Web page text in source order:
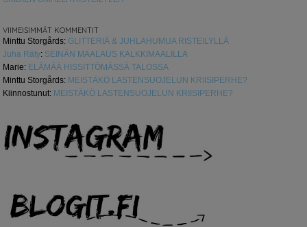
VIIMEISIMMÄT KOMMENTIT
Minttu Storgårds: GLITTERIÄ & JUHLAHUMUA RISTEILYLLÄ
Juha Räty: SEINÄN MAALAUS KALKKIMAALILLA
Marie: ELÄMÄÄ HISSITTÖMÄSSÄ TALOSSA
Minttu Storgårds: MEISTÄKÖ LASTENSUOJELUN KRIISIPERHE?
Kiinnostunut: MEISTÄKÖ LASTENSUOJELUN KRIISIPERHE?